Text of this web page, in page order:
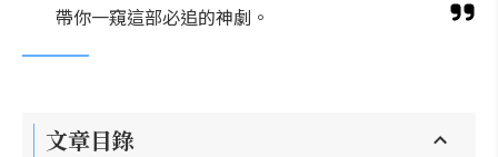
帶你一窺這部必追的神劇。
文章目錄